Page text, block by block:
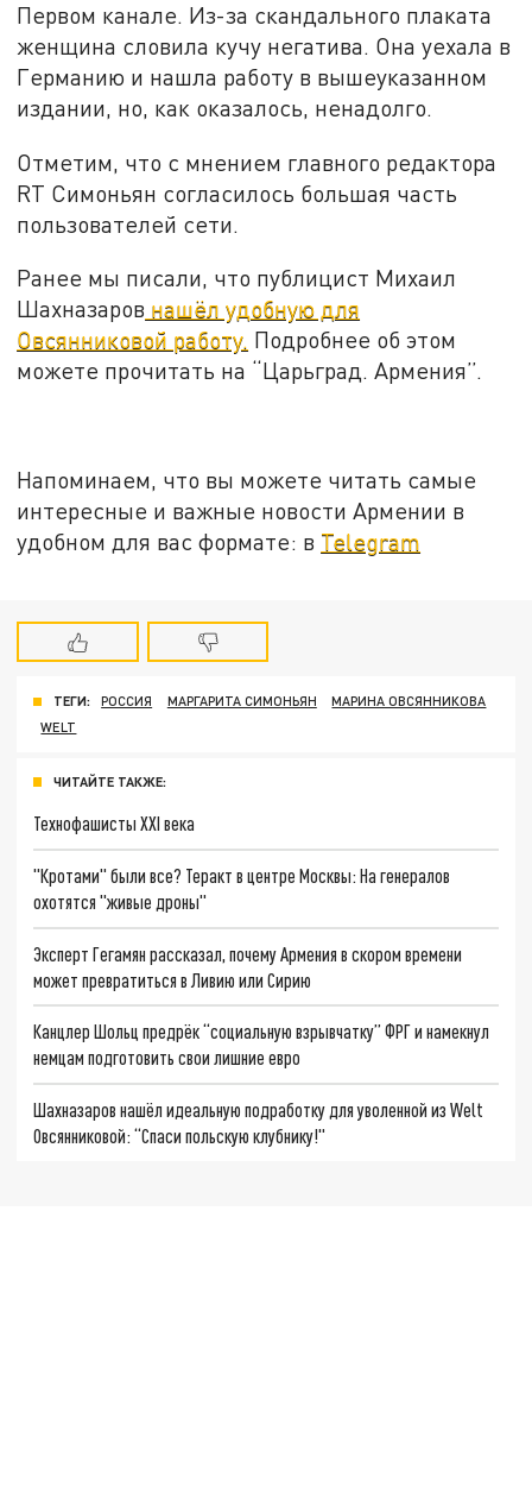
Первом канале. Из-за скандального плаката
женщина словила кучу негатива. Она уехала в
Германию и нашла работу в вышеуказанном
издании, но, как оказалось, ненадолго.
Отметим, что с мнением главного редактора
RT Симоньян согласилось большая часть
пользователей сети.
Ранее мы писали, что публицист Михаил
Шахназаров нашёл удобную для
Овсянниковой работу. Подробнее об этом
можете прочитать на “Царьград. Армения”.
Напоминаем, что вы можете читать самые
интересные и важные новости Армении в
удобном для вас формате: в Telegram
ТЕГИ: РОССИЯ МАРГАРИТА СИМОНЬЯН
МАРИНА ОВСЯННИКОВА
WELT
ЧИТАЙТЕ ТАКЖЕ:
Технофашисты XXI века
"Кротами" были все? Теракт в центре Москвы: На генералов
охотятся "живые дроны"
Эксперт Гегамян рассказал, почему Армения в скором времени
может превратиться в Ливию или Сирию
Канцлер Шольц предрёк “социальную взрывчатку” ФРГ и намекнул
немцам подготовить свои лишние евро
Шахназаров нашёл идеальную подработку для уволенной из Welt
Овсянниковой: “Спаси польскую клубнику!"